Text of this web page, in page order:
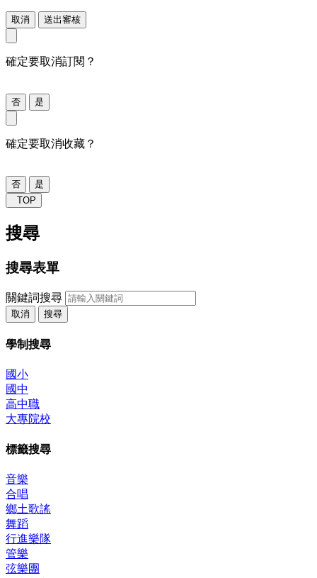
取消 送出審核
確定要取消訂閱？
否 是
確定要取消收藏？
否
是
TOP
搜尋
搜尋表單
關鍵詞搜尋
取消 搜尋
學制搜尋
國小
國中
高中職
大專院校
標籤搜尋
音樂
合唱
鄉土歌謠
舞蹈
行進樂隊
管樂
弦樂團